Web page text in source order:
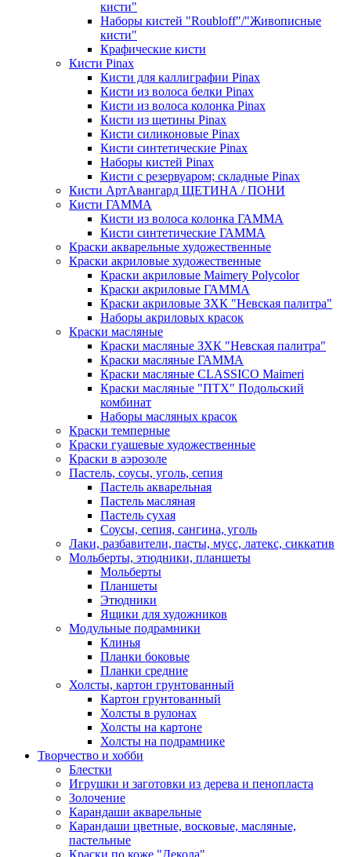
кисти"
Наборы кистей "Roubloff"/"Живописные
кисти"
Крафические кисти
Кисти Pinax
Кисти для каллиграфии Pinax
Кисти из волоса белки Pinax
Кисти из волоса колонка Pinax
Кисти из щетины Pinax
Кисти силиконовые Pinax
Кисти синтетические Pinax
Наборы кистей Pinax
Кисти с резервуаром; складные Pinax
Кисти АртАвангард ЩЕТИНА / ПОНИ
Кисти ГАММА
Кисти из волоса колонка ГАММА
Кисти синтетические ГАММА
Краски акварельные художественные
Краски акриловые художественные
Краски акриловые Maimery Polycolor
Краски акриловые ГАММА
Краски акриловые ЗХК "Невская палитра"
Наборы акриловых красок
Краски масляные
Краски масляные ЗХК "Невская палитра"
Краски масляные ГАММА
Краски масляные CLASSICO Maimeri
Краски масляные "ПТХ" Подольский
комбинат
Наборы масляных красок
Краски темперные
Краски гуашевые художественные
Краски в аэрозоле
Пастель, соусы, уголь, сепия
Пастель акварельная
Пастель масляная
Пастель сухая
Соусы, сепия, сангина, уголь
Лаки, разбавители, пасты, мусс, латекс, сиккатив
Мольберты, этюдники, планшеты
Мольберты
Планшеты
Этюдники
Ящики для художников
Модульные подрамники
Клинья
Планки боковые
Планки средние
Холсты, картон грунтованный
Картон грунтованный
Холсты в рулонах
Холсты на картоне
Холсты на подрамнике
Творчество и хобби
Блестки
Игрушки и заготовки из дерева и пенопласта
Золочение
Карандаши акварельные
Карандаши цветные, восковые, масляные,
пастельные
Краски по коже "Декола"